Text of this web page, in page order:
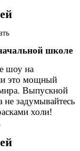
школе
шоу на
это мощный
Выпускной
не задумывайтесь
холи!